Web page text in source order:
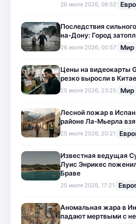
26 июля 2026, 06:52
Последствия
на-Дону: Город
26 июля 2026, 00:57 Мир
Цены на видеокарты
резко выросли в Китае
25 июля 2026, 23:25 Мир
Лесной пожар в
районе Ла-Мьерла
25 июля 2026, 20:21
Известная ведущая
Луис Энрикес
Браве
25 июля 2026, 17:21
Аномальная жара в
падают мертвыми с